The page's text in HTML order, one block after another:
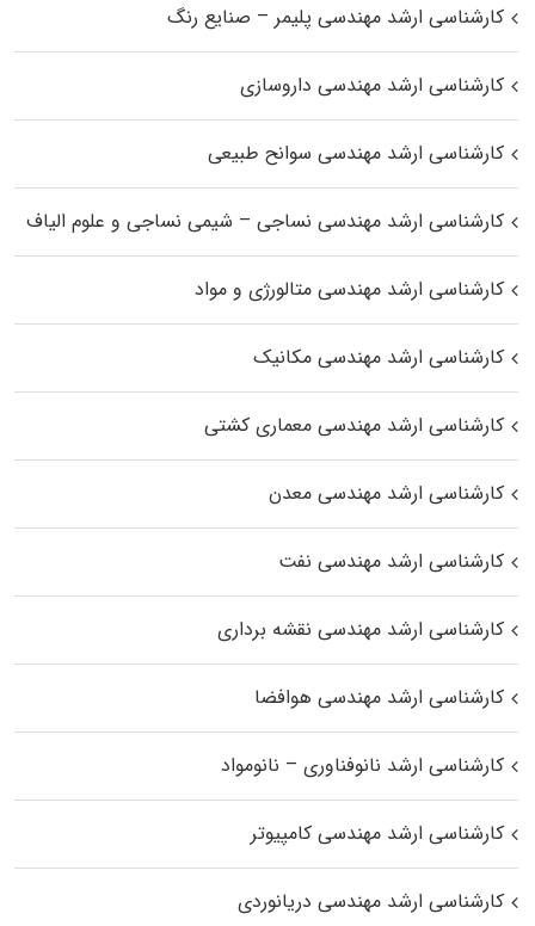
کارشناسی ارشد مهندسی پلیمر – صنایع رنگ
کارشناسی ارشد مهندسی داروسازی
کارشناسی ارشد مهندسی سوانح طبیعی
کارشناسی ارشد مهندسی نساجی – شیمی نساجی و علوم الیاف
کارشناسی ارشد مهندسی متالورژی و مواد
کارشناسی ارشد مهندسی مکانیک
کارشناسی ارشد مهندسی معماری کشتی
کارشناسی ارشد مهندسی معدن
کارشناسی ارشد مهندسی نفت
کارشناسی ارشد مهندسی نقشه برداری
کارشناسی ارشد مهندسی هوافضا
کارشناسی ارشد نانوفناوری – نانومواد
کارشناسی ارشد مهندسی کامپیوتر
کارشناسی ارشد مهندسی دریانوردی